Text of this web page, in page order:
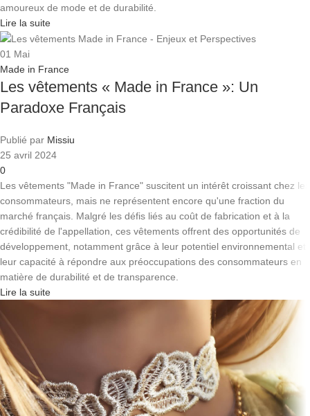
amoureux de mode et de durabilité.
Lire la suite
01 Mai
Made in France
Les vêtements « Made in France »: Un
Paradoxe Français
Publié par Missiu
25 avril 2024
0
Les vêtements "Made in France" suscitent un intérêt croissant chez les
consommateurs, mais ne représentent encore qu'une fraction du
marché français. Malgré les défis liés au coût de fabrication et à la
crédibilité de l'appellation, ces vêtements offrent des opportunités de
développement, notamment grâce à leur potentiel environnemental et
leur capacité à répondre aux préoccupations des consommateurs en
matière de durabilité et de transparence.
Lire la suite